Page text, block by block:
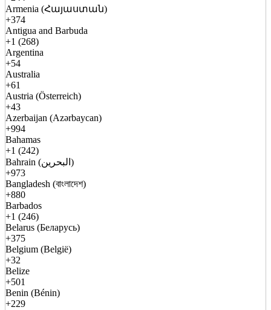
Armenia (Հայաստան)
+374
Antigua and Barbuda
+1 (268)
Argentina
+54
Australia
+61
Austria (Österreich)
+43
Azerbaijan (Azərbaycan)
+994
Bahamas
+1 (242)
Bahrain (البحرين)
+973
Bangladesh (বাংলাদেশ)
+880
Barbados
+1 (246)
Belarus (Беларусь)
+375
Belgium (België)
+32
Belize
+501
Benin (Bénin)
+229